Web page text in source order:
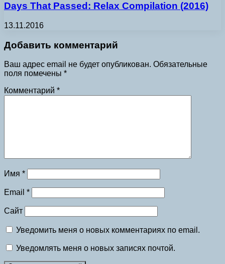
Days That Passed: Relax Compilation (2016)
13.11.2016
Добавить комментарий
Ваш адрес email не будет опубликован. Обязательные
поля помечены *
Комментарий *
Имя *
Email *
Сайт
Уведомить меня о новых комментариях по email.
Уведомлять меня о новых записях почтой.